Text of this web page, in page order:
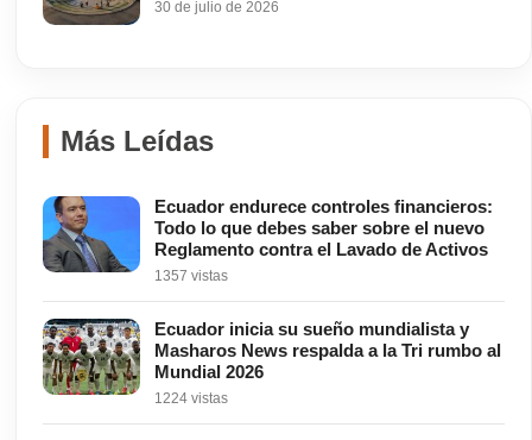
30 de julio de 2026
Más Leídas
Ecuador endurece controles financieros:
Todo lo que debes saber sobre el nuevo
Reglamento contra el Lavado de Activos
1357 vistas
Ecuador inicia su sueño mundialista y
Masharos News respalda a la Tri rumbo al
Mundial 2026
1224 vistas